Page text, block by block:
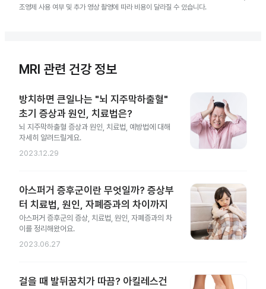
조영제 사용 여부 및 추가 영상 촬영에 따라 비용이 달라질 수 있습니다.
MRI 관련 건강 정보
방치하면 큰일나는 "뇌 지주막하출혈"
초기 증상과 원인, 치료법은?
뇌 지주막하출혈 증상과 원인, 치료법, 예방법에 대해
자세히 알려드릴게요.
2023.12.29
아스퍼거 증후군이란 무엇일까? 증상부
터 치료법, 원인, 자폐증과의 차이까지
아스퍼거 증후군의 증상, 치료법, 원인, 자폐증과의 차
이를 정리해왔어요.
2023.06.27
걸을 때 발뒤꿈치가 따끔? 아킬레스건